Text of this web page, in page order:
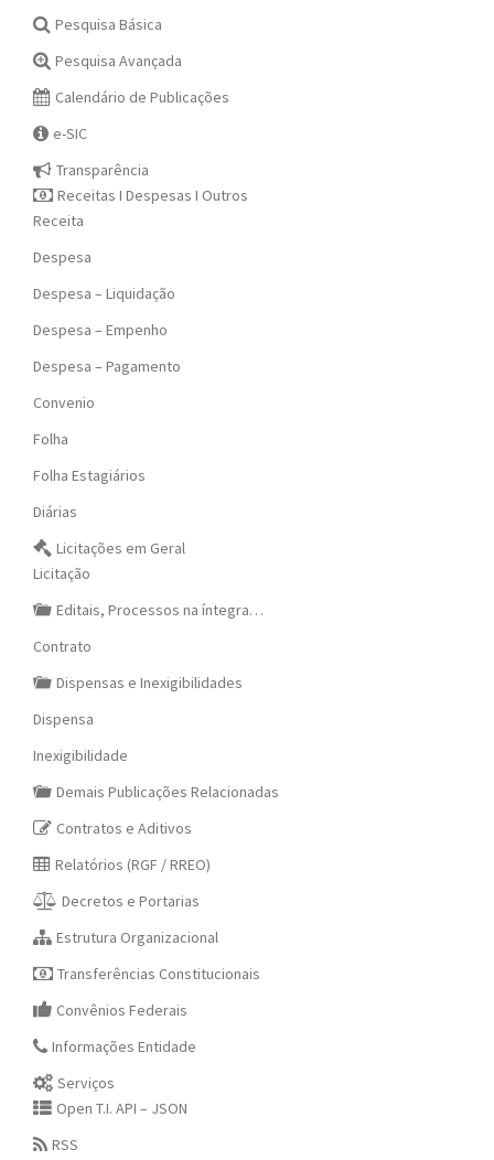
Pesquisa Básica
Pesquisa Avançada
Calendário de Publicações
e-SIC
Transparência
Receitas I Despesas I Outros
Receita
Despesa
Despesa – Liquidação
Despesa – Empenho
Despesa – Pagamento
Convenio
Folha
Folha Estagiários
Diárias
Licitações em Geral
Licitação
Editais, Processos na íntegra…
Contrato
Dispensas e Inexigibilidades
Dispensa
Inexigibilidade
Demais Publicações Relacionadas
Contratos e Aditivos
Relatórios (RGF / RREO)
Decretos e Portarias
Estrutura Organizacional
Transferências Constitucionais
Convênios Federais
Informações Entidade
Serviços
Open T.I. API – JSON
RSS